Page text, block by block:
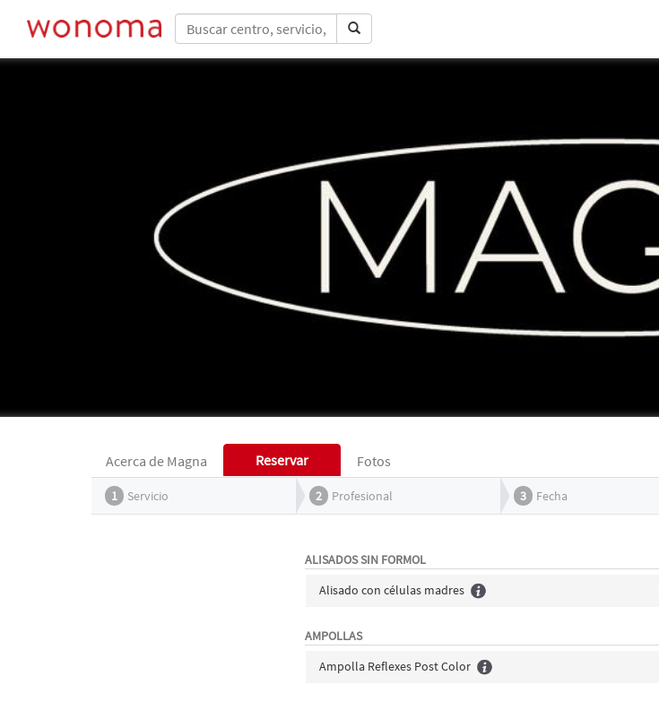
Acerca de Magna Reservar Fotos
1 Servicio 2 Profesional 3 Fecha
ALISADOS SIN FORMOL
Alisado con células madres
AMPOLLAS
Ampolla Reflexes Post Color